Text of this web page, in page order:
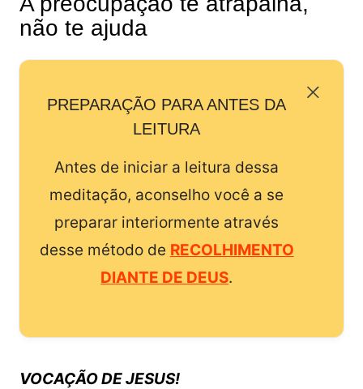
não te ajuda
PREPARAÇÃO PARA ANTES DA
LEITURA
Antes de iniciar a leitura dessa
meditação, aconselho você a se
preparar interiormente através
desse método de RECOLHIMENTO
DIANTE DE DEUS.
VOCAÇÃO DE JESUS!